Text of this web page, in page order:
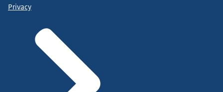
Privacy